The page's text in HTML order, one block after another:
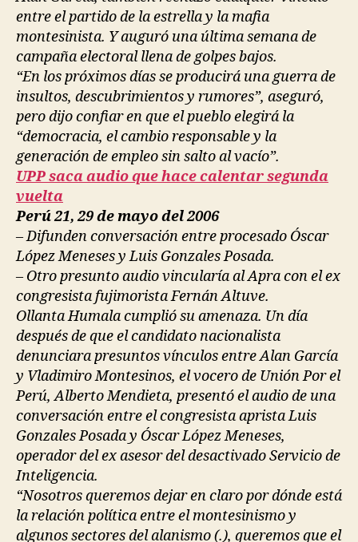
entre el partido de la estrella y la mafia
montesinista. Y auguró una última semana de
campaña electoral llena de golpes bajos.
“En los próximos días se producirá una guerra de
insultos, descubrimientos y rumores”, aseguró,
pero dijo confiar en que el pueblo elegirá la
“democracia, el cambio responsable y la
generación de empleo sin salto al vacío”.
UPP saca audio que hace calentar segunda
vuelta
Perú 21, 29 de mayo del 2006
– Difunden conversación entre procesado Óscar
López Meneses y Luis Gonzales Posada.
– Otro presunto audio vincularía al Apra con el ex
congresista fujimorista Fernán Altuve.
Ollanta Humala cumplió su amenaza. Un día
después de que el candidato nacionalista
denunciara presuntos vínculos entre Alan García
y Vladimiro Montesinos, el vocero de Unión Por el
Perú, Alberto Mendieta, presentó el audio de una
conversación entre el congresista aprista Luis
Gonzales Posada y Óscar López Meneses,
operador del ex asesor del desactivado Servicio de
Inteligencia.
“Nosotros queremos dejar en claro por dónde está
la relación política entre el montesinismo y
algunos sectores del alanismo (.), queremos que el